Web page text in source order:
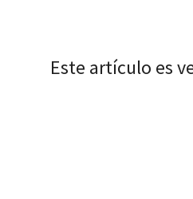
Este artículo es